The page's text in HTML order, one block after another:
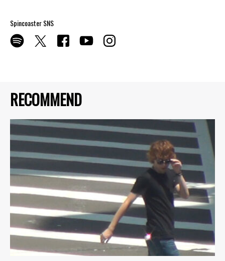
RECOMMEND
Spincoaster SNS